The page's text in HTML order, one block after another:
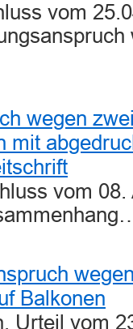
vom
wegen
mit
vom
Balkonen
Urteil vom